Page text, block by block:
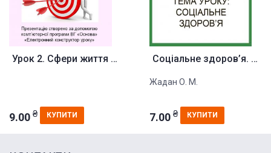
Урок 2. Сфери життя людини. Пл...
9.00 ₴ КУПИТИ
Соціальне здоров’я. Конспект у...
Жадан О. М.
7.00 ₴ КУПИТИ